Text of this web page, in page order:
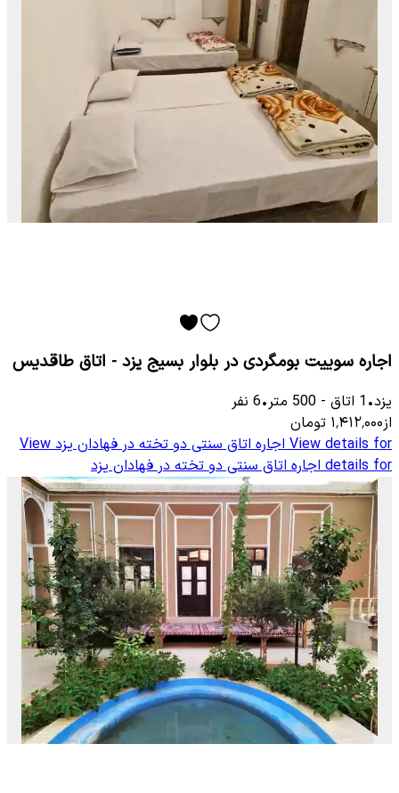
اجاره سوییت بومگردی در بلوار بسیج یزد - اتاق طاقدیس
یزد•
1 اتاق -
500 متر•
6 نفر
از۱٬۴۱۲٬۰۰۰ تومان
View details for اجاره اتاق سنتی دو تخته در فهادان یزدView
details for اجاره اتاق سنتی دو تخته در فهادان یزد